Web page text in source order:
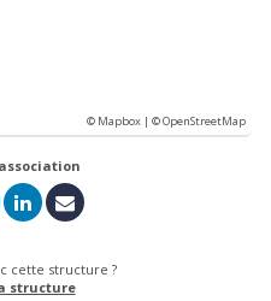
© Mapbox |© OpenStreetMap
cette structure ?
structure